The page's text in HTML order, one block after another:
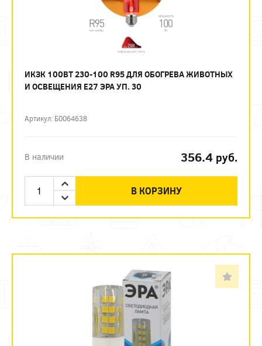
ИКЗК 100ВТ 230-100 R95 ДЛЯ ОБОГРЕВА ЖИВОТНЫХ
И ОСВЕЩЕНИЯ Е27 ЭРА УП. 30
Артикул: Б0064638
В наличии 356.4 руб.
В КОРЗИНУ